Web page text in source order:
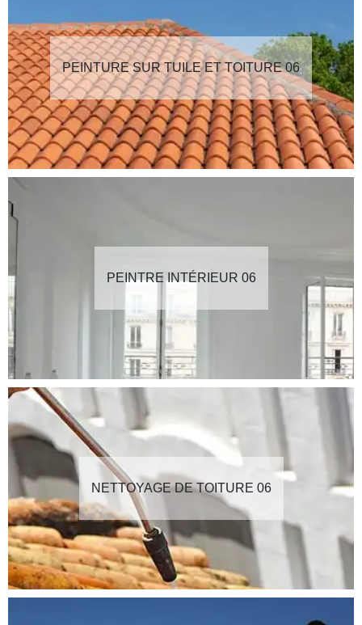
PEINTURE SUR TUILE ET TOITURE 06
PEINTRE INTÉRIEUR 06
NETTOYAGE DE TOITURE 06